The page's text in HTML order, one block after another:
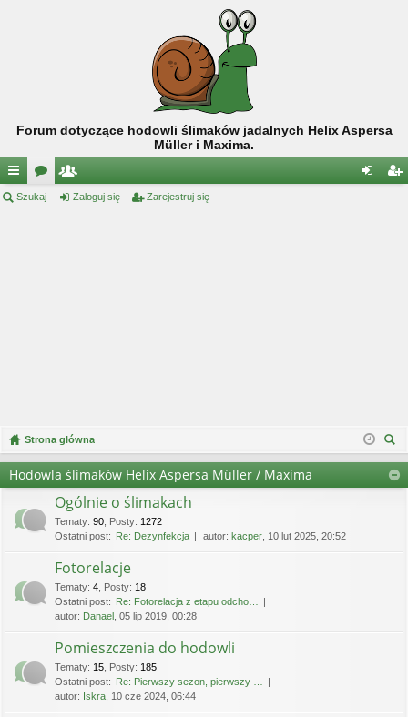
Forum dotyczące hodowli ślimaków jadalnych Helix Aspersa
Müller i Maxima.
ię or ży
Szukaj Zaloguj się Zarejestruj się
Strona główna
kaj
Hodowla ślimaków Helix Aspersa Müller / Maxima
Ogólnie o ślimakach
Tematy: 90 Posty: 1272
Ostatni post: Re: Dezynfekcja autor: kacper , 10 lut 2025, 20:52
Fotorelacje
Tematy: 4 Posty: 18
Ostatni post: Re: Fotorelacja z etapu odcho…
autor: Danael , 05 lip 2019, 00:28
Pomieszczenia do hodowli
Tematy: 15 Posty: 185
Ostatni post: Re: Pierwszy sezon, pierwszy …
autor: Iskra , 10 cze 2024, 06:44